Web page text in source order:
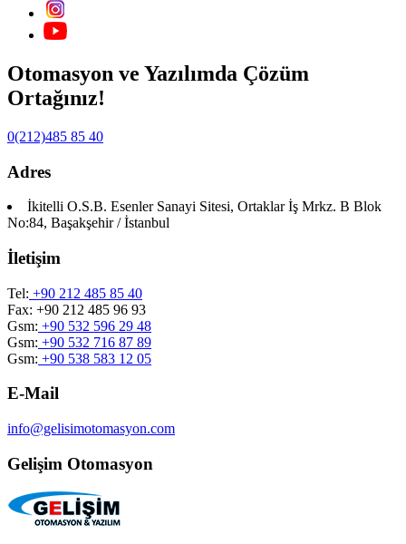
Otomasyon ve Yazılımda Çözüm
Ortağınız!
0(212)485 85 40
Adres
İkitelli O.S.B. Esenler Sanayi Sitesi, Ortaklar İş Mrkz. B Blok
No:84, Başakşehir / İstanbul
İletişim
Tel: +90 212 485 85 40
Fax: +90 212 485 96 93
Gsm: +90 532 596 29 48
Gsm: +90 532 716 87 89
Gsm: +90 538 583 12 05
E-Mail
info@gelisimotomasyon.com
Gelişim Otomasyon